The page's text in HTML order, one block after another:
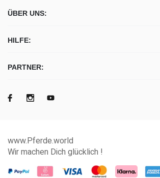
ÜBER UNS:
HILFE:
PARTNER:
www.Pferde.world
Wir machen Dich glücklich !